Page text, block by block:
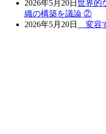
2026年5月20日 世界的
織の構築を議論 ②
2026年5月20日
変容